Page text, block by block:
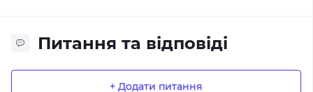
Питання та відповіді
+ Додати питання